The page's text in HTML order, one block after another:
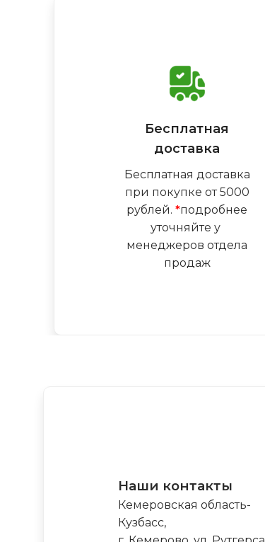
Бесплатная
доставка
Бесплатная доставка
при покупке от 5000
рублей.*подробнее
уточняйте у
менеджеров отдела
продаж
Наши контакты
Кемеровская область-
Кузбасс,